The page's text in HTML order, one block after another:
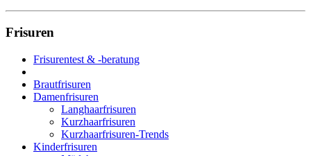
Frisuren
Frisurentest & -beratung
Brautfrisuren
Damenfrisuren
Langhaarfrisuren
Kurzhaarfrisuren
Kurzhaarfrisuren-Trends
Kinderfrisuren